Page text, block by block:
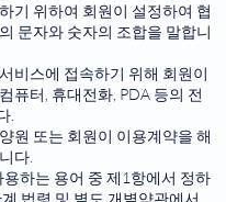
기 위하여 회원이 설정하여 협
문자와 숫자의 조합을 말합니
비스에 접속하기 위해 회원이
퓨터, 휴대전화, PDA 등의 전
.
원 또는 회원이 이용계약을 해
다.
용하는 용어 중 제1항에서 정하
법령 및 별도 개별약관에서